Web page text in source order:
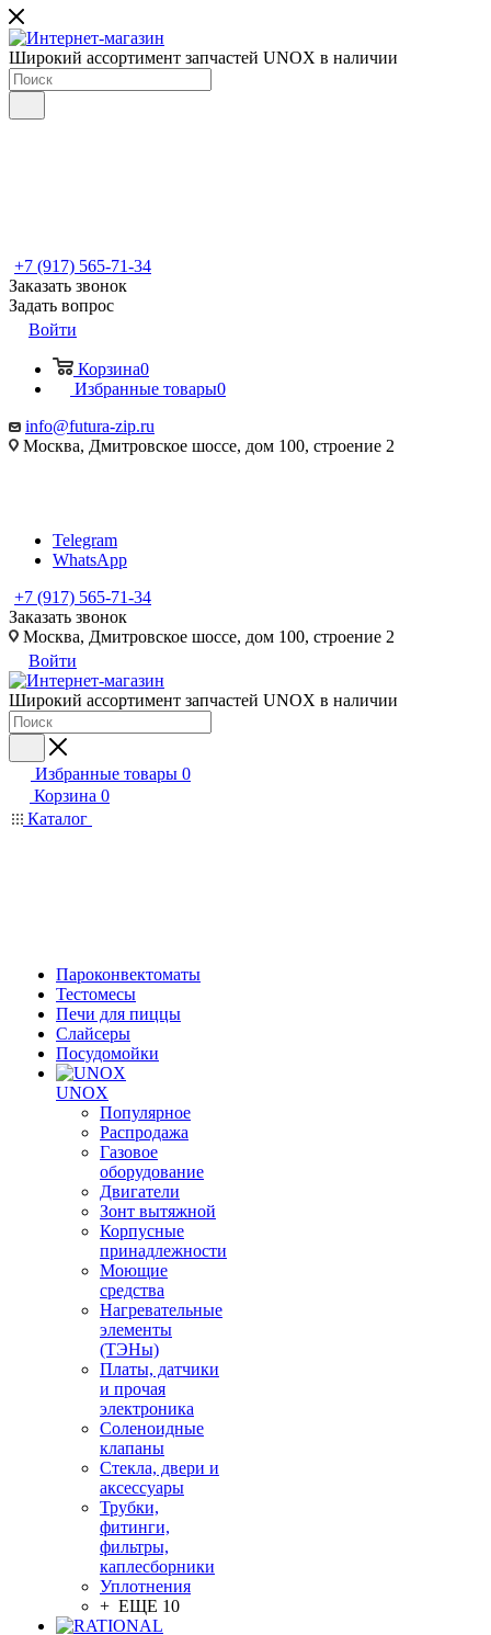
Широкий ассортимент запчастей UNOX в наличии
+7 (917) 565-71-34
Заказать звонок
Задать вопрос
Войти
Корзина0
Избранные товары0
info@futura-zip.ru
Москва, Дмитровское шоссе, дом 100, строение 2
Telegram
WhatsApp
+7 (917) 565-71-34
Заказать звонок
Москва, Дмитровское шоссе, дом 100, строение 2
Войти
Широкий ассортимент запчастей UNOX в наличии
Избранные товары 0
Корзина 0
Каталог
Пароконвектоматы
Тестомесы
Печи для пиццы
Слайсеры
Посудомойки
UNOX
Популярное
Распродажа
Газовое
оборудование
Двигатели
Зонт вытяжной
Корпусные
принадлежности
Моющие
средства
Нагревательные
элементы
(ТЭНы)
Платы, датчики
и прочая
электроника
Соленоидные
клапаны
Стекла, двери и
аксессуары
Трубки,
фитинги,
фильтры,
каплесборники
Уплотнения
+ ЕЩЕ 10